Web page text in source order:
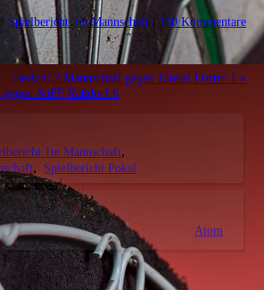
Spielbericht 2te Mannschaft | 130 Kommentare
Bericht 2.Mannschaft gegen Eltetal Darter 1 »
SuFF Raßdorf 6
1te Mannschaft
Spielbericht Pokal
Atom